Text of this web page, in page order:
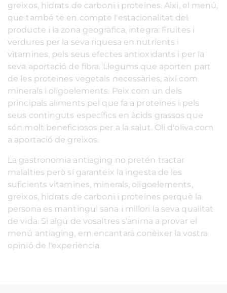
greixos, hidrats de carboni i proteïnes. Així, el menú,
que també té en compte l'estacionalitat del
producte i la zona geogràfica, integra: Fruites i
verdures per la seva riquesa en nutrients i
vitamines, pels seus efectes antioxidants i per la
seva aportació de fibra. Llegums que aporten part
de les proteïnes vegetals necessàries, així com
minerals i oligoelements. Peix com un dels
principals aliments pel que fa a proteïnes i pels
seus continguts específics en àcids grassos que
són molt beneficiosos per a la salut. Oli d'oliva com
a aportació de greixos.
La gastronomia antiaging no pretén tractar
malalties però sí garanteix la ingesta de les
suficients vitamines, minerals, oligoelements,
greixos, hidrats de carboni i proteïnes perquè la
persona es mantingui sana i millori la seva qualitat
de vida. Si algú de vosaltres s'anima a provar el
menú antiaging, em encantarà conèixer la vostra
opinió de l'experiència.